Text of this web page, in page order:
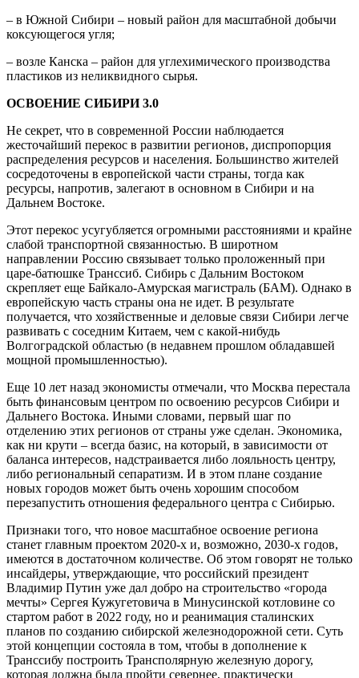
– в Южной Сибири – новый район для масштабной добычи
коксующегося угля;
– возле Канска – район для углехимического производства
пластиков из неликвидного сырья.
ОСВОЕНИЕ СИБИРИ 3.0
Не секрет, что в современной России наблюдается
жесточайший перекос в развитии регионов, диспропорция
распределения ресурсов и населения. Большинство жителей
сосредоточены в европейской части страны, тогда как
ресурсы, напротив, залегают в основном в Сибири и на
Дальнем Востоке.
Этот перекос усугубляется огромными расстояниями и крайне
слабой транспортной связанностью. В широтном
направлении Россию связывает только проложенный при
царе-батюшке Транссиб. Сибирь с Дальним Востоком
скрепляет еще Байкало-Амурская магистраль (БАМ). Однако в
европейскую часть страны она не идет. В результате
получается, что хозяйственные и деловые связи Сибири легче
развивать с соседним Китаем, чем с какой-нибудь
Волгоградской областью (в недавнем прошлом обладавшей
мощной промышленностью).
Еще 10 лет назад экономисты отмечали, что Москва перестала
быть финансовым центром по освоению ресурсов Сибири и
Дальнего Востока. Иными словами, первый шаг по
отделению этих регионов от страны уже сделан. Экономика,
как ни крути – всегда базис, на который, в зависимости от
баланса интересов, надстраивается либо лояльность центру,
либо региональный сепаратизм. И в этом плане создание
новых городов может быть очень хорошим способом
перезапустить отношения федерального центра с Сибирью.
Признаки того, что новое масштабное освоение региона
станет главным проектом 2020-х и, возможно, 2030-х годов,
имеются в достаточном количестве. Об этом говорят не только
инсайдеры, утверждающие, что российский президент
Владимир Путин уже дал добро на строительство «города
мечты» Сергея Кужугетовича в Минусинской котловине со
стартом работ в 2022 году, но и реанимация сталинских
планов по созданию сибирской железнодорожной сети. Суть
этой концепции состояла в том, чтобы в дополнение к
Транссибу построить Трансполярную железную дорогу,
которая должна была пройти севернее, практически